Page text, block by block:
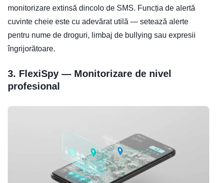
monitorizare extinsă dincolo de SMS. Funcția de alertă
cuvinte cheie este cu adevărat utilă — setează alerte
pentru nume de droguri, limbaj de bullying sau expresii
îngrijorătoare.
3. FlexiSpy — Monitorizare de nivel
profesional